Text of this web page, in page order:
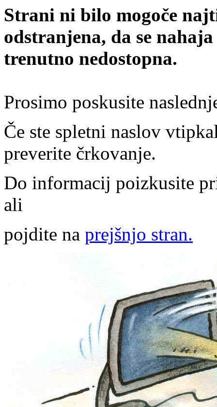
Strani ni bilo mogoče
odstranjena, da se
trenutno nedostopna.
Prosimo poskusite
Če ste spletni naslov
preverite črkovanje.
Do informacij poizkusite
ali
pojdite na prejšnjo stran.